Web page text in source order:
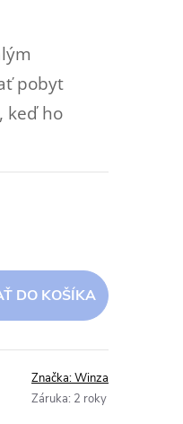
pobyt
keď ho
DO KOŠÍKA
Značka:Winza
Záruka: 2 roky